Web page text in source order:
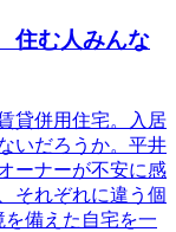
住む人みんな
貸併用住宅。入居
いだろうか。平井
ーナーが不安に感
それぞれに違う個
備えた自宅を一